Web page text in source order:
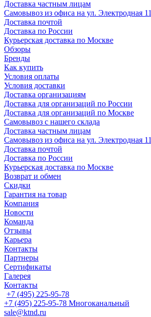
Доставка частным лицам
Самовывоз из офиса на ул. Электродная 11
Доставка почтой
Доставка по России
Курьерская доставка по Москве
Обзоры
Бренды
Как купить
Условия оплаты
Условия доставки
Доставка организациям
Доставка для организаций по России
Доставка для организаций по Москве
Самовывоз с нашего склада
Доставка частным лицам
Самовывоз из офиса на ул. Электродная 11
Доставка почтой
Доставка по России
Курьерская доставка по Москве
Возврат и обмен
Скидки
Гарантия на товар
Компания
Новости
Команда
Отзывы
Карьера
Контакты
Партнеры
Сертификаты
Галерея
Контакты
+7 (495) 225-95-78
+7 (495) 225-95-78 Многоканальный
sale@ktnd.ru